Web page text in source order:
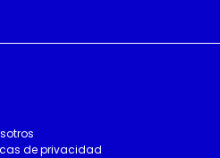
de privacidad